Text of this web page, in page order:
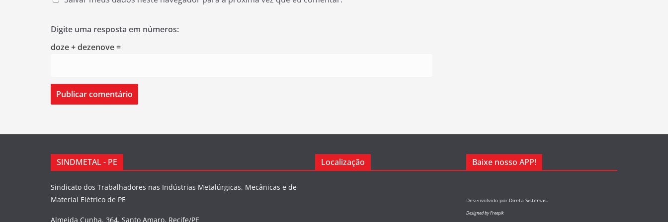
Digite uma resposta em números:
doze + dezenove =
SINDMETAL - PE
Sindicato dos Trabalhadores nas Indústrias Metalúrgicas, Mecânicas e de
Material Elétrico de PE
Almeida Cunha, 364, Santo Amaro, Recife/PE
Localização Baixe nosso APP!
Desenvolvido por Direta Sistemas.
Designed by Freepik